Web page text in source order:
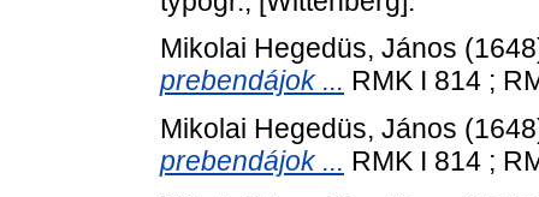
Mikolai Hegedüs, János
prebendájok ... RMK I 814 ;
Mikolai Hegedüs, János
prebendájok ... RMK I 814 ;